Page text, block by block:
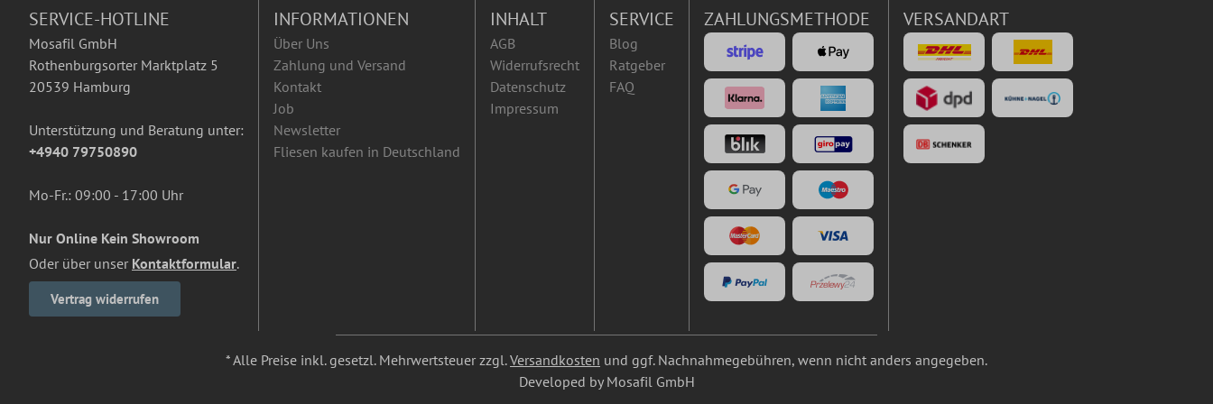
SERVICE-HOTLINE
Mosafil GmbH
Rothenburgsorter Marktplatz 5
20539 Hamburg
Unterstützung und Beratung unter:
+4940 79750890
Mo-Fr.: 09:00 - 17:00 Uhr
Nur Online Kein Showroom
Oder über unser Kontaktformular.
Vertrag widerrufen
INFORMATIONEN
Über Uns
Zahlung und Versand
Kontakt
Job
Newsletter
Fliesen kaufen in Deutschland
INHALT
AGB
Widerrufsrecht
Datenschutz
Impressum
SERVICE
Blog
Ratgeber
FAQ
ZAHLUNGSMETHODE VERSANDART
* Alle Preise inkl. gesetzl. Mehrwertsteuer zzgl.Versandkosten und ggf. Nachnahmegebühren, wenn nicht anders angegeben.
Developed by Mosafil GmbH